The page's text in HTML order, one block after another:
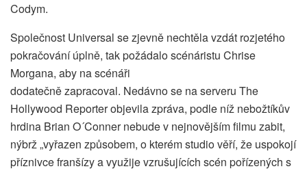
Codym.
Společnost Universal se zjevně nechtěla vzdát rozjetého
pokračování úplně, tak požádalo scénáristu Chrise
Morgana, aby na scénáři
dodatečně zapracoval. Nedávno se na serveru The
Hollywood Reporter objevila zpráva, podle níž nebožtíkův
hrdina Brian O´Conner nebude v nejnovějším filmu zabit,
nýbrž „vyřazen způsobem, o kterém studio věří, že uspokojí
příznivce franšízy a využije vzrušujících scén pořízených s